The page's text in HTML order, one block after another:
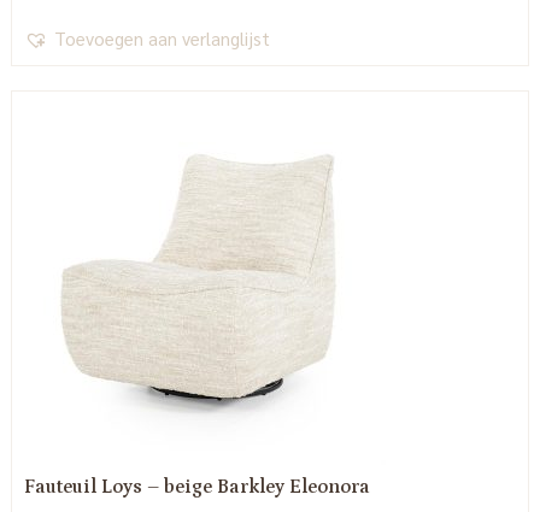
Toevoegen aan verlanglijst
Fauteuil Loys – beige Barkley Eleonora